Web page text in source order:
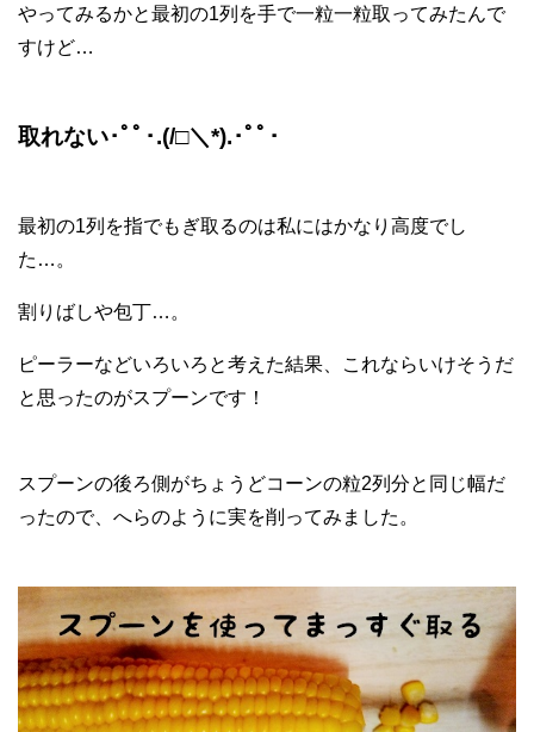
やってみるかと最初の1列を手で一粒一粒取ってみたんで
すけど…
取れない･ﾟﾟ･.(/□＼*).･ﾟﾟ･
最初の1列を指でもぎ取るのは私にはかなり高度でし
た…。
割りばしや包丁…。
ピーラーなどいろいろと考えた結果、これならいけそうだ
と思ったのがスプーンです！
スプーンの後ろ側がちょうどコーンの粒2列分と同じ幅だ
ったので、へらのように実を削ってみました。